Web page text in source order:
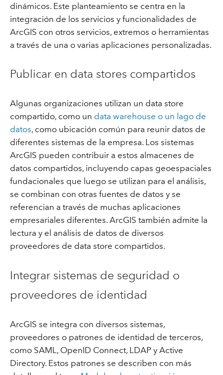
dinámicos. Este planteamiento se centra en la
integración de los servicios y funcionalidades de
ArcGIS con otros servicios, extremos o herramientas
a través de una o varias aplicaciones personalizadas.
Publicar en data stores compartidos
Algunas organizaciones utilizan un data store
compartido, como un data warehouse o un lago de
datos, como ubicación común para reunir datos de
diferentes sistemas de la empresa. Los sistemas
ArcGIS pueden contribuir a estos almacenes de
datos compartidos, incluyendo capas geoespaciales
fundacionales que luego se utilizan para el análisis,
se combinan con otras fuentes de datos y se
referencian a través de muchas aplicaciones
empresariales diferentes. ArcGIS también admite la
lectura y el análisis de datos de diversos
proveedores de data store compartidos.
Integrar sistemas de seguridad o
proveedores de identidad
ArcGIS se integra con diversos sistemas,
proveedores o patrones de identidad de terceros,
como SAML, OpenID Connect, LDAP y Active
Directory. Estos patrones se describen con más